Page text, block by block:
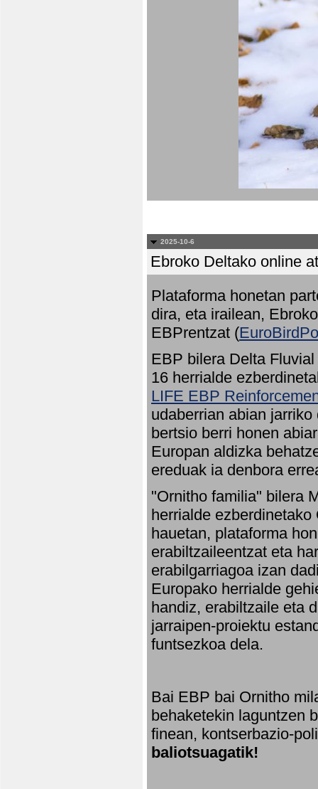
2025-10-6
Ebroko Deltako online
Plataforma honetan
dira, eta irailean,
EBPrentzat (
EBP bilera Delta
16 herrialde
LIFE EBP
udaberrian abian
bertsio berri honen
Europan aldizka
ereduak ia denbora
"Ornitho familia" bilera
herrialde
hauetan, plataforma
erabiltzaileentzat eta
erabilgarriagoa izan
Europako herrialde
handiz, erabiltzaile eta
jarraipen-proiektu
funtsezkoa dela.
Bai EBP bai Ornitho
behaketekin laguntzen
finean, kontserbazio-
baliotsuagatik!